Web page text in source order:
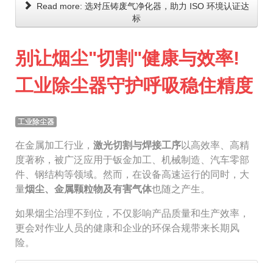
Read more: 选对压铸废气净化器，助力 ISO 环境认证达
标
别让烟尘"切割"健康与效率!
工业除尘器守护呼吸稳住精度
工业除尘器
在金属加工行业， 激光切割与焊接工序以高效率、高精
度著称，被广泛应用于钣金加工、机械制造、汽车零部
件、钢结构等领域。然而，在设备高速运行的同时，大
量烟尘、金属颗粒物及有害气体也随之产生。
如果烟尘治理不到位，不仅影响产品质量和生产效率，
更会对作业人员的健康和企业的环保合规带来长期风
险。